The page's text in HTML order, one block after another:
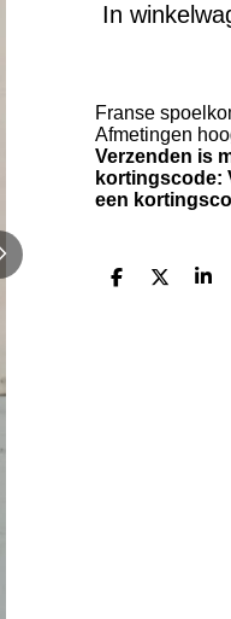
In
Franse
Afmetingen
Verzenden is
kortingscode:
een
D
D
S